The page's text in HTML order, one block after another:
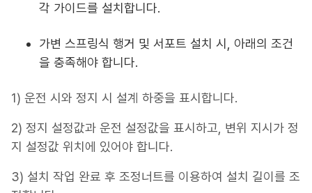
각 가이드를 설치합니다.
가변 스프링식 행거 및 서포트 설치 시, 아래의 조건
을 충족해야 합니다.
1) 운전 시와 정지 시 설계 하중을 표시합니다.
2) 정지 설정값과 운전 설정값을 표시하고, 변위 지시가 정
지 설정값 위치에 있어야 합니다.
3) 설치 작업 완료 후 조정너트를 이용하여 설치 길이를 조